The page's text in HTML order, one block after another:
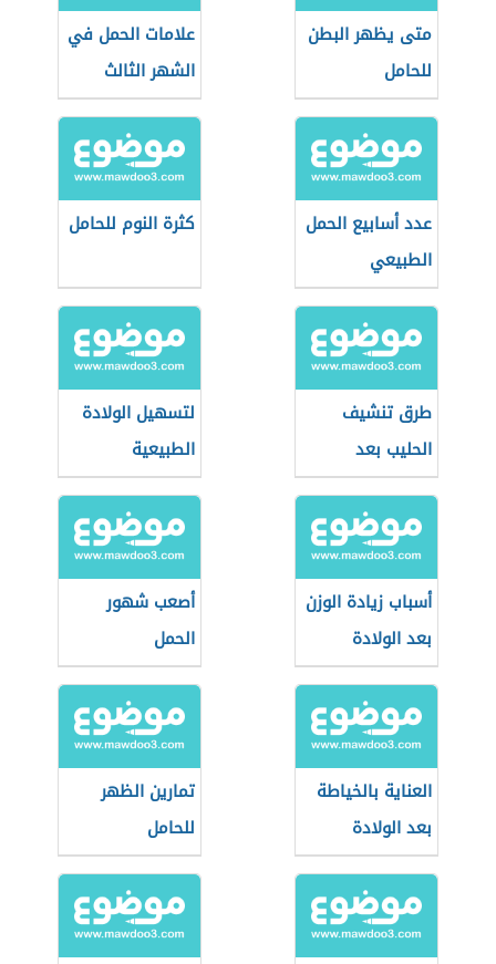
متى يظهر البطن
للحامل
علامات الحمل في
الشهر الثالث
عدد أسابيع الحمل
الطبيعي
كثرة النوم للحامل
طرق تنشيف
الحليب بعد
الفطام
لتسهيل الولادة
الطبيعية
أسباب زيادة الوزن
بعد الولادة
أصعب شهور
الحمل
العناية بالخياطة
بعد الولادة
تمارين الظهر
للحامل